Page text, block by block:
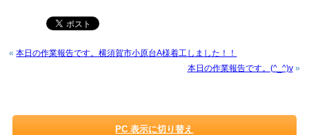
«本日の作業報告です。横須賀市小原台A様着工しました！！
本日の作業報告です。(^_^)v»
PC 表示に切り替え